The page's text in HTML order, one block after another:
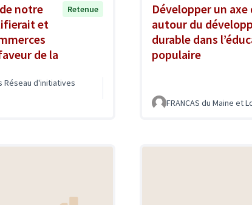
notre
et
de la
Retenue
Réseau d'initiatives
Développer un
autour du
durable dans
populaire
FRANCAS du Maine et